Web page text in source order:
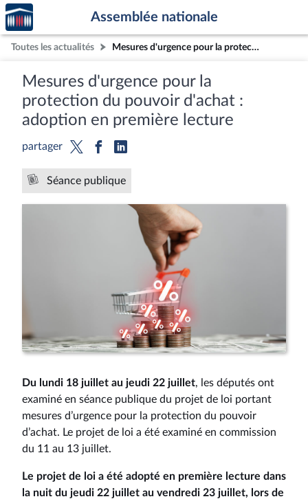
Aller au contenu
Aller en bas de la page
Accèder
à la
page
d'accueil
Assemblée nationale
Toutes les actualités Mesures d'urgence pour la protection du pouvoir d'achat : adoption en première lecture
Mesures d'urgence pour la
protection du pouvoir d'achat :
adoption en première lecture
partager
Séance publique
Du lundi 18 juillet au jeudi 22 juillet, les députés ont
examiné en séance publique du projet de loi portant
mesures d’urgence pour la protection du pouvoir
d’achat. Le projet de loi a été examiné en commission
du 11 au 13 juillet.
Le projet de loi a été adopté en première lecture dans
la nuit du jeudi 22 juillet au vendredi 23 juillet, lors de